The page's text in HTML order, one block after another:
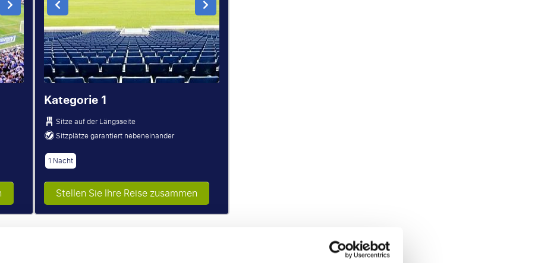
Kategorie 1
Sitze auf der Längsseite
Sitzplätze garantiert nebeneinander
1 Nacht
Stellen Sie Ihre Reise zusammen